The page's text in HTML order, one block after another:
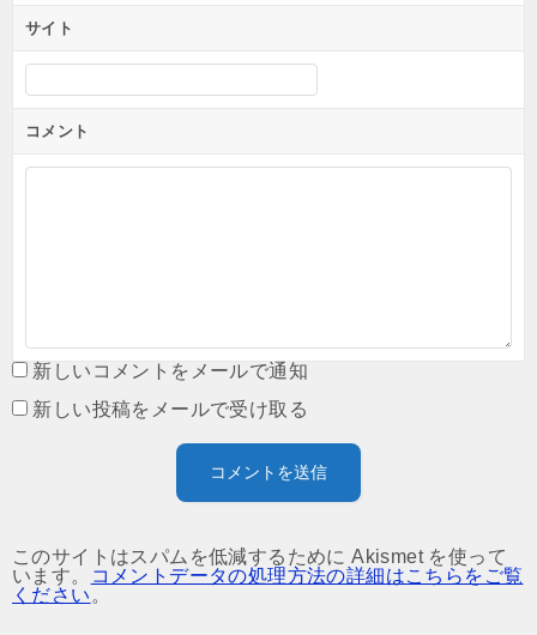
サイト
コメント
新しいコメントをメールで通知
新しい投稿をメールで受け取る
このサイトはスパムを低減するために Akismet を使って
います。
コメントデータの処理方法の詳細はこちらをご覧
ください 。